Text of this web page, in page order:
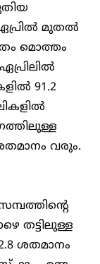
മുതൽ
മൊത്തം
91.2
വരും.
തട്ടിലുള്ള
ശതമാനം